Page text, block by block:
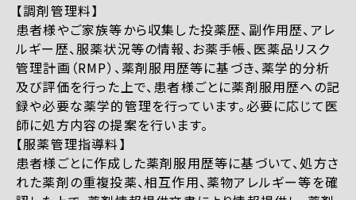
【調剤管理料】
患者様やご家族等から収集した投薬歴、副作用歴、アレ
ルギー歴、服薬状況等の情報、お薬手帳、医薬品リスク
管理計画（RMP）、薬剤服用歴等に基づき、薬学的分析
及び評価を行った上で、患者様ごとに薬剤服用歴への記
録や必要な薬学的管理を行っています。必要に応じて医
師に処方内容の提案を行います。
【服薬管理指導料】
患者様ごとに作成した薬剤服用歴等に基づいて、処方さ
れた薬剤の重複投薬、相互作用、薬物アレルギー等を確